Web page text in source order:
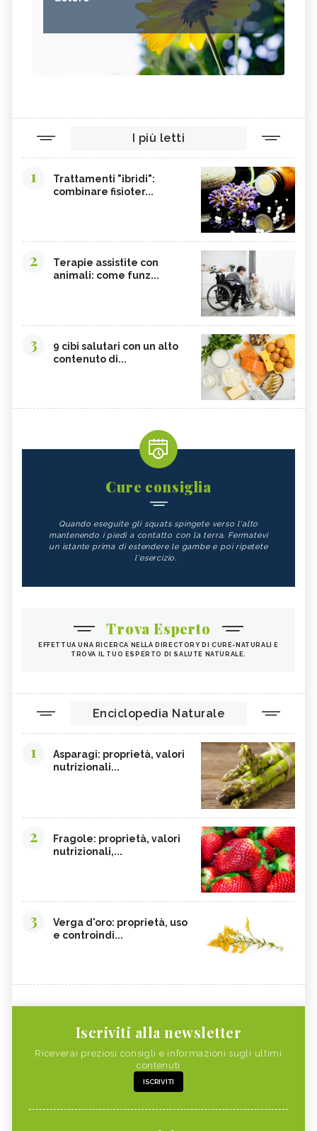
I più letti
1
Trattamenti "ibridi":
combinare fisioter...
2
Terapie assistite con
animali: come funz...
3
9 cibi salutari con un alto
contenuto di...
Cure consiglia
Quando eseguite gli squats spingete verso l'alto
mantenendo i piedi a contatto con la terra. Fermatevi
un istante prima di estendere le gambe e poi ripetete
l'esercizio.
Trova Esperto
EFFETTUA UNA RICERCA NELLA DIRECTORY DI CURE-NATURALI E
TROVA IL TUO ESPERTO DI SALUTE NATURALE.
Enciclopedia Naturale
1
Asparagi: proprietà, valori
nutrizionali...
2
Fragole: proprietà, valori
nutrizionali,...
3
Verga d'oro: proprietà, uso
e controindi...
Iscriviti alla newsletter
Riceverai preziosi consigli e informazioni sugli ultimi
contenuti
ISCRIVITI